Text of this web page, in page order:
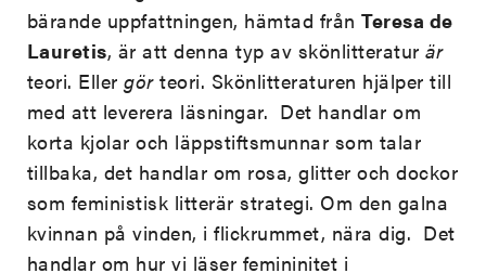
bärande uppfattningen, hämtad frånTeresa de
Lauretis, är att denna typ av skönlitteraturär
teori. Ellergörteori. Skönlitteraturen hjälper till
med att leverera läsningar. Det handlar om
korta kjolar och läppstiftsmunnar som talar
tillbaka, det handlar om rosa, glitter och dockor
som feministisk litterär strategi. Om den galna
kvinnan på vinden, i flickrummet, nära dig. Det
handlar om hur vi läser femininitet i